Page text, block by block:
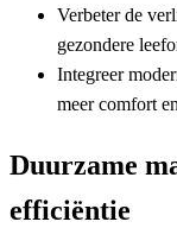
Verbeter de
gezondere
Integreer
meer comfort
Duurzame
efficiëntie